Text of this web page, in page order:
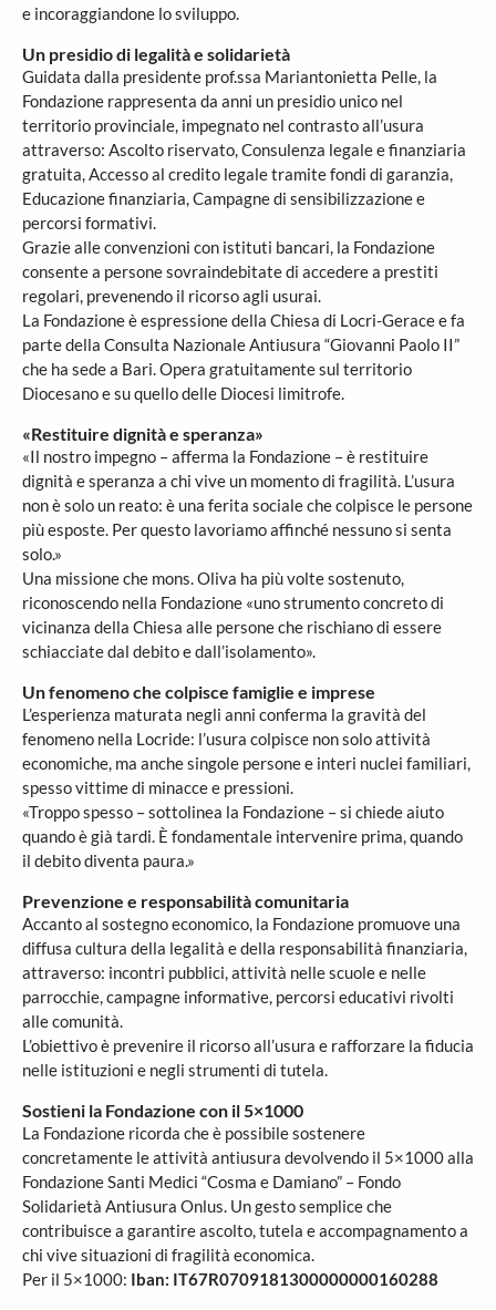
e incoraggiandone lo sviluppo.
Un presidio di legalità e solidarietà
Guidata dalla presidente prof.ssa Mariantonietta Pelle, la
Fondazione rappresenta da anni un presidio unico nel
territorio provinciale, impegnato nel contrasto all’usura
attraverso: Ascolto riservato, Consulenza legale e finanziaria
gratuita, Accesso al credito legale tramite fondi di garanzia,
Educazione finanziaria, Campagne di sensibilizzazione e
percorsi formativi.
Grazie alle convenzioni con istituti bancari, la Fondazione
consente a persone sovraindebitate di accedere a prestiti
regolari, prevenendo il ricorso agli usurai.
La Fondazione è espressione della Chiesa di Locri-Gerace e fa
parte della Consulta Nazionale Antiusura “Giovanni Paolo II”
che ha sede a Bari. Opera gratuitamente sul territorio
Diocesano e su quello delle Diocesi limitrofe.
«Restituire dignità e speranza»
«Il nostro impegno – afferma la Fondazione – è restituire
dignità e speranza a chi vive un momento di fragilità. L’usura
non è solo un reato: è una ferita sociale che colpisce le persone
più esposte. Per questo lavoriamo affinché nessuno si senta
solo.»
Una missione che mons. Oliva ha più volte sostenuto,
riconoscendo nella Fondazione «uno strumento concreto di
vicinanza della Chiesa alle persone che rischiano di essere
schiacciate dal debito e dall’isolamento».
Un fenomeno che colpisce famiglie e imprese
L’esperienza maturata negli anni conferma la gravità del
fenomeno nella Locride: l’usura colpisce non solo attività
economiche, ma anche singole persone e interi nuclei familiari,
spesso vittime di minacce e pressioni.
«Troppo spesso – sottolinea la Fondazione – si chiede aiuto
quando è già tardi. È fondamentale intervenire prima, quando
il debito diventa paura.»
Prevenzione e responsabilità comunitaria
Accanto al sostegno economico, la Fondazione promuove una
diffusa cultura della legalità e della responsabilità finanziaria,
attraverso: incontri pubblici, attività nelle scuole e nelle
parrocchie, campagne informative, percorsi educativi rivolti
alle comunità.
L’obiettivo è prevenire il ricorso all’usura e rafforzare la fiducia
nelle istituzioni e negli strumenti di tutela.
Sostieni la Fondazione con il 5×1000
La Fondazione ricorda che è possibile sostenere
concretamente le attività antiusura devolvendo il 5×1000 alla
Fondazione Santi Medici “Cosma e Damiano” – Fondo
Solidarietà Antiusura Onlus. Un gesto semplice che
contribuisce a garantire ascolto, tutela e accompagnamento a
chi vive situazioni di fragilità economica.
Per il 5×1000: Iban: IT67R0709181300000000160288